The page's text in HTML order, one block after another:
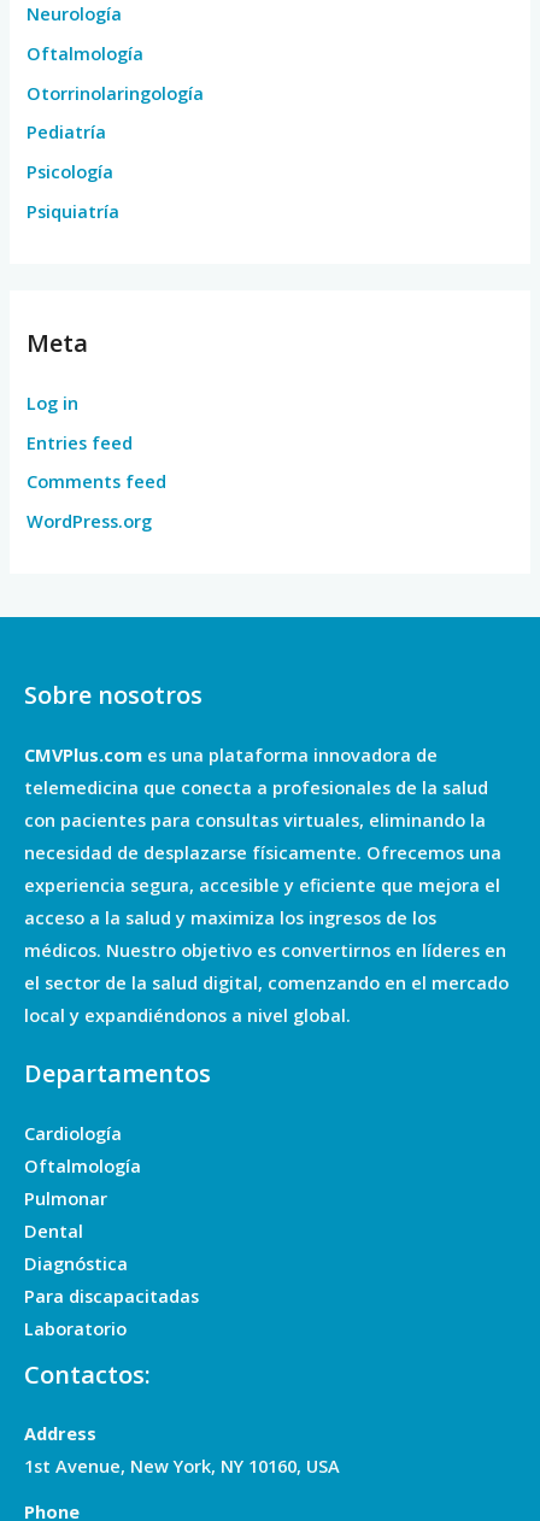
Neurología
Oftalmología
Otorrinolaringología
Pediatría
Psicología
Psiquiatría
Meta
Log in
Entries feed
Comments feed
WordPress.org
Sobre nosotros
CMVPlus.com es una plataforma innovadora de
telemedicina que conecta a profesionales de la salud
con pacientes para consultas virtuales, eliminando la
necesidad de desplazarse físicamente. Ofrecemos una
experiencia segura, accesible y eficiente que mejora el
acceso a la salud y maximiza los ingresos de los
médicos. Nuestro objetivo es convertirnos en líderes en
el sector de la salud digital, comenzando en el mercado
local y expandiéndonos a nivel global.
Departamentos
Cardiología
Oftalmología
Pulmonar
Dental
Diagnóstica
Para discapacitadas
Laboratorio
Contactos:
Address
1st Avenue, New York, NY 10160, USA
Phone